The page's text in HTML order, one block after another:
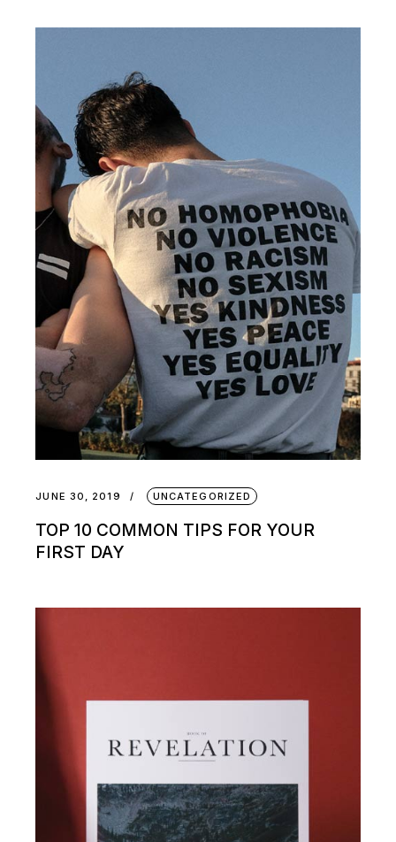
JUNE 30, 2019 UNCATEGORIZED
TOP 10 COMMON TIPS FOR YOUR
FIRST DAY